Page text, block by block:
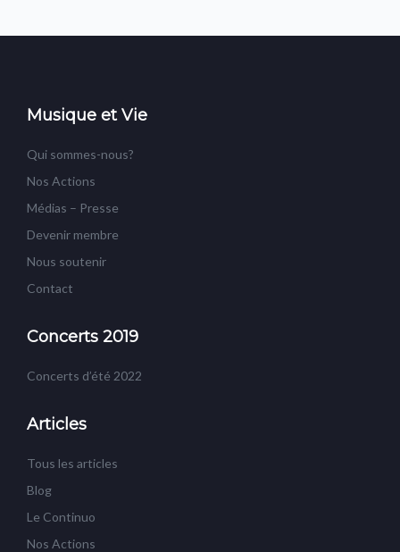
Musique et Vie
Qui sommes-nous?
Nos Actions
Médias – Presse
Devenir membre
Nous soutenir
Contact
Concerts 2019
Concerts d’été 2022
Articles
Tous les articles
Blog
Le Continuo
Nos Actions